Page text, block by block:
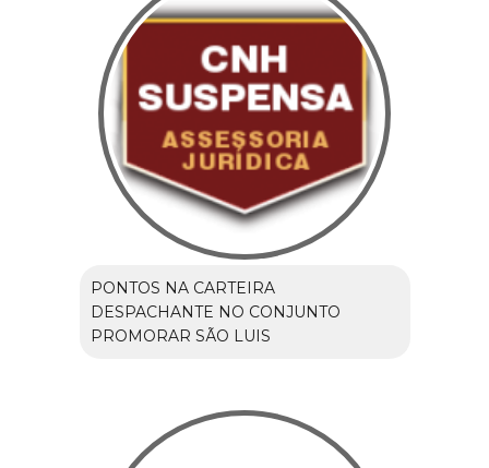
PONTOS NA CARTEIRA
DESPACHANTE NO CONJUNTO
PROMORAR SÃO LUIS